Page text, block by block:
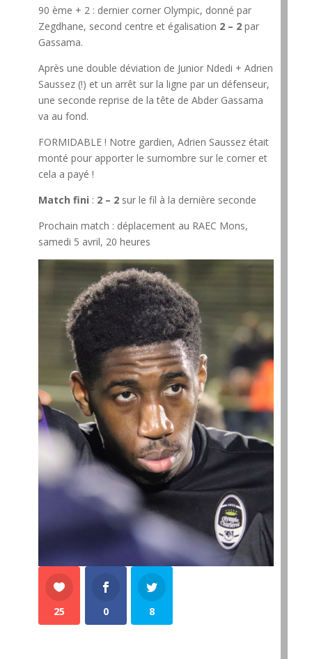
90 ème + 2 : dernier corner Olympic, donné par
Zegdhane, second centre et égalisation 2 – 2par
Gassama.
Après une double déviation de Junior Ndedi + Adrien
Saussez (!) et un arrêt sur la ligne par un défenseur,
une seconde reprise de la tête de Abder Gassama
va au fond.
FORMIDABLE ! Notre gardien, Adrien Saussez était
monté pour apporter le surnombre sur le corner et
cela a payé !
Match fini : 2 – 2sur le fil à la dernière seconde
Prochain match : déplacement au RAEC Mons,
samedi 5 avril, 20 heures
25 0 8